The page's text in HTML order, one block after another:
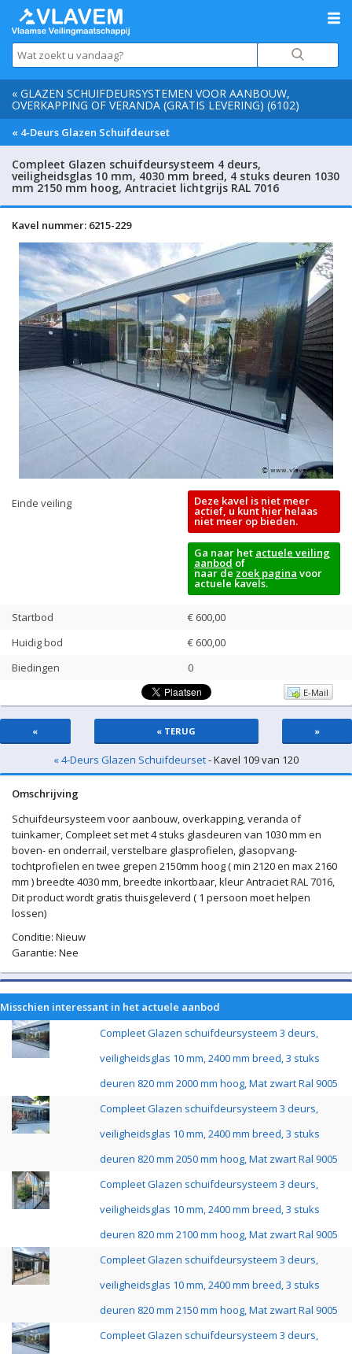
« GLAZEN SCHUIFDEURSYSTEMEN VOOR AANBOUW,
OVERKAPPING OF VERANDA (GRATIS LEVERING) (6102)
« 4-Deurs Glazen Schuifdeurset
Compleet Glazen schuifdeursysteem 4 deurs,
veiligheidsglas 10 mm, 4030 mm breed, 4 stuks deuren 1030
mm 2150 mm hoog, Antraciet lichtgrijs RAL 7016
Kavel nummer: 6215-229
Einde veiling Deze kavel is niet meer
actief, u kunt hier helaas
niet meer op bieden.
Ga naar het actuele veiling
aanbod of
naar de zoek pagina voor
actuele kavels.
Startbod
€ 600,00
Huidig bod
€ 600,00
Biedingen
0
E-Mail
« « TERUG »
« 4-Deurs Glazen Schuifdeurset- Kavel 109 van 120
Omschrijving
Schuifdeursysteem voor aanbouw, overkapping, veranda of
tuinkamer, Compleet set met 4 stuks glasdeuren van 1030 mm en
boven- en onderrail, verstelbare glasprofielen, glasopvang-
tochtprofielen en twee grepen 2150mm hoog ( min 2120 en max 2160
mm ) breedte 4030 mm, breedte inkortbaar, kleur Antraciet RAL 7016,
Dit product wordt gratis thuisgeleverd ( 1 persoon moet helpen
lossen)
Conditie: Nieuw
Garantie: Nee
Misschien interessant in het actuele aanbod
Compleet Glazen schuifdeursysteem 3 deurs,
veiligheidsglas 10 mm, 2400 mm breed, 3 stuks
deuren 820 mm 2000 mm hoog, Mat zwart Ral 9005
Compleet Glazen schuifdeursysteem 3 deurs,
veiligheidsglas 10 mm, 2400 mm breed, 3 stuks
deuren 820 mm 2050 mm hoog, Mat zwart Ral 9005
Compleet Glazen schuifdeursysteem 3 deurs,
veiligheidsglas 10 mm, 2400 mm breed, 3 stuks
deuren 820 mm 2100 mm hoog, Mat zwart Ral 9005
Compleet Glazen schuifdeursysteem 3 deurs,
veiligheidsglas 10 mm, 2400 mm breed, 3 stuks
deuren 820 mm 2150 mm hoog, Mat zwart Ral 9005
Compleet Glazen schuifdeursysteem 3 deurs,